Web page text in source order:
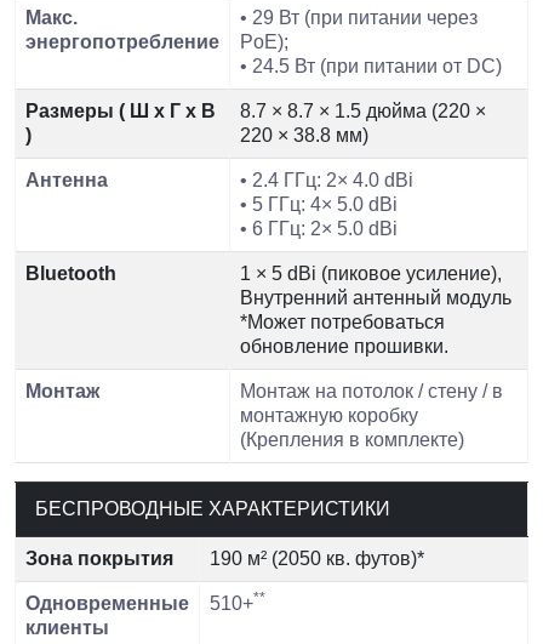
Макс.
энергопотребление
• 29 Вт (при питании через
PoE);
• 24.5 Вт (при питании от DC)
Размеры ( Ш х Г х В
)
8.7 × 8.7 × 1.5 дюйма (220 ×
220 × 38.8 мм)
Антенна
• 2.4 ГГц: 2× 4.0 dBi
• 5 ГГц: 4× 5.0 dBi
• 6 ГГц: 2× 5.0 dBi
Bluetooth
1 × 5 dBi (пиковое усиление),
Внутренний антенный модуль
*Может потребоваться
обновление прошивки.
Монтаж
Монтаж на потолок / стену / в
монтажную коробку
(Крепления в комплекте)
БЕСПРОВОДНЫЕ ХАРАКТЕРИСТИКИ
Зона покрытия 190 м² (2050 кв. футов)*
Одновременные
клиенты
510+**